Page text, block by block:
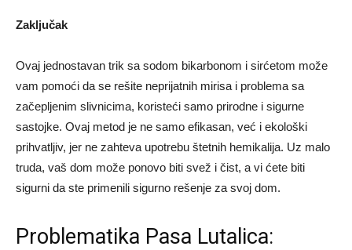
Zaključak
Ovaj jednostavan trik sa sodom bikarbonom i sirćetom može
vam pomoći da se rešite neprijatnih mirisa i problema sa
začepljenim slivnicima, koristeći samo prirodne i sigurne
sastojke. Ovaj metod je ne samo efikasan, već i ekološki
prihvatljiv, jer ne zahteva upotrebu štetnih hemikalija. Uz malo
truda, vaš dom može ponovo biti svež i čist, a vi ćete biti
sigurni da ste primenili sigurno rešenje za svoj dom.
Problematika Pasa Lutalica: